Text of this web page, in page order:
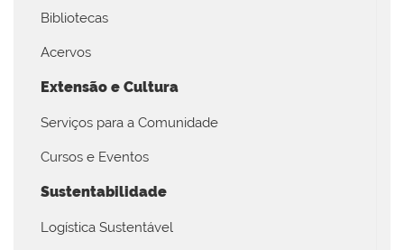
Bibliotecas
Acervos
Extensão e Cultura
Serviços para a Comunidade
Cursos e Eventos
Sustentabilidade
Logística Sustentável